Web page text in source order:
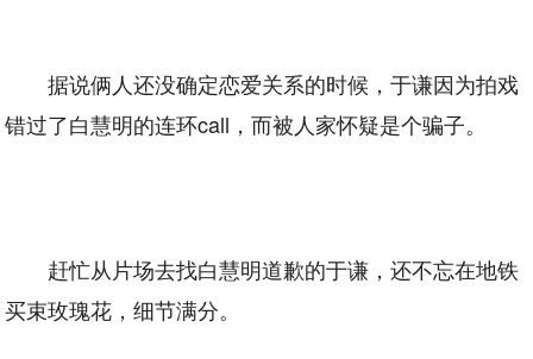
据说俩人还没确定恋爱关系的时候，于谦因为拍戏
错过了白慧明的连环call，而被人家怀疑是个骗子。
赶忙从片场去找白慧明道歉的于谦，还不忘在地铁
买束玫瑰花，细节满分。